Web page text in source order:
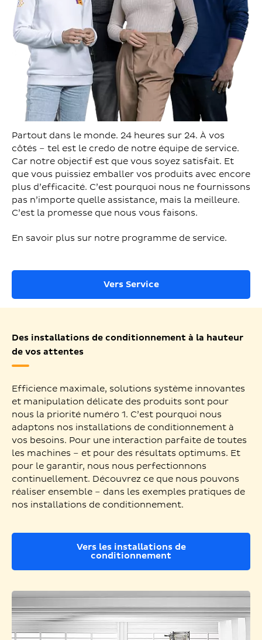
Partout dans le monde. 24 heures sur 24. À vos
côtés – tel est le credo de notre équipe de service.
Car notre objectif est que vous soyez satisfait. Et
que vous puissiez emballer vos produits avec encore
plus d’efficacité. C’est pourquoi nous ne fournissons
pas n’importe quelle assistance, mais la meilleure.
C’est la promesse que nous vous faisons.
En savoir plus sur notre programme de service.
Vers Service
Des installations de conditionnement à la hauteur
de vos attentes
Efficience maximale, solutions système innovantes
et manipulation délicate des produits sont pour
nous la priorité numéro 1. C’est pourquoi nous
adaptons nos installations de conditionnement à
vos besoins. Pour une interaction parfaite de toutes
les machines – et pour des résultats optimums. Et
pour le garantir, nous nous perfectionnons
continuellement. Découvrez ce que nous pouvons
réaliser ensemble – dans les exemples pratiques de
nos installations de conditionnement.
Vers les installations de
conditionnement